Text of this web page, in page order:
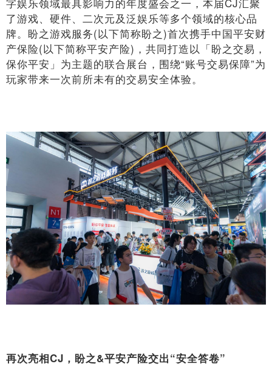
了游戏、硬件、二次元及泛娱乐等多个领域的核心品
牌。盼之游戏服务(以下简称盼之)首次携手中国平安财
产保险(以下简称平安产险)，共同打造以「盼之交易，
保你平安」为主题的联合展台，围绕“账号交易保障”为
玩家带来一次前所未有的交易安全体验。
再次亮相CJ，盼之&平安产险交出“安全答卷”